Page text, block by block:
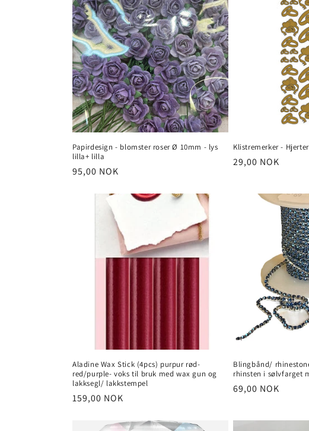
Papirdesign - blomster roser Ø 10mm - lys
lilla+ lilla
Vanlig
95,00 NOK
Klistremerker -
Vanlig
29,00 NOK
Aladine Wax Stick (4pcs) purpur rød-
red/purple- voks til bruk med wax gun og
lakksegl/ lakkstempel
Vanlig
159,00 NOK
Blingbånd/
rhinsten i sølvfarget
Vanlig
69,00 NOK